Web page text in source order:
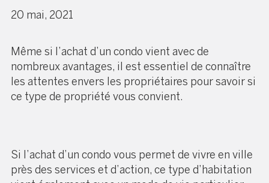
20 mai, 2021
Même si l’achat d’un condo vient avec de
nombreux avantages, il est essentiel de connaître
les attentes envers les propriétaires pour savoir si
ce type de propriété vous convient.
Si l’achat d’un condo vous permet de vivre en ville
près des services et d’action, ce type d’habitation